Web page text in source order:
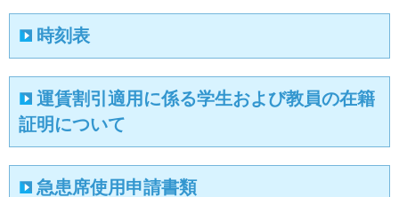
時刻表
運賃割引適用に係る学生および教員の在籍
証明について
急患席使用申請書類